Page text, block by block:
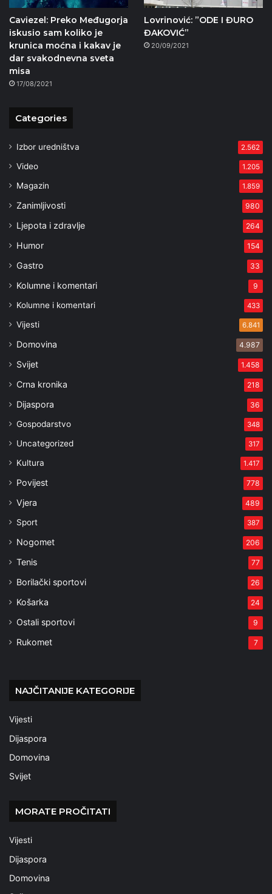
Caviezel: Preko Međugorja
iskusio sam koliko je
krunica moćna i kakav je
dar svakodnevna sveta
misa
17/08/2021
Lovrinović: ”ODE I ĐURO
ĐAKOVIĆ”
20/09/2021
Categories
Izbor uredništva 2.562
Video 1.205
Magazin 1.859
Zanimljivosti 980
Ljepota i zdravlje 264
Humor 154
Gastro 33
Kolumne i komentari 9
Kolumne i komentari 433
Vijesti 6.841
Domovina 4.987
Svijet 1.458
Crna kronika 218
Dijaspora 36
Gospodarstvo 348
Uncategorized 317
Kultura 1.417
Povijest 778
Vjera 489
Sport 387
Nogomet 206
Tenis 77
Borilački sportovi 26
Košarka 24
Ostali sportovi 9
Rukomet 7
NAJČITANIJE KATEGORIJE
Vijesti
Dijaspora
Domovina
Svijet
MORATE PROČITATI
Vijesti
Dijaspora
Domovina